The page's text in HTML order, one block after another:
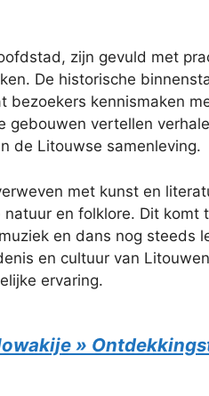
zijn gevuld met
De historische
bezoekers kennismaken
gebouwen vertellen
de Litouwse samenleving.
met kunst en
en folklore. Dit komt
en dans nog steeds
en cultuur van
ervaring.
»